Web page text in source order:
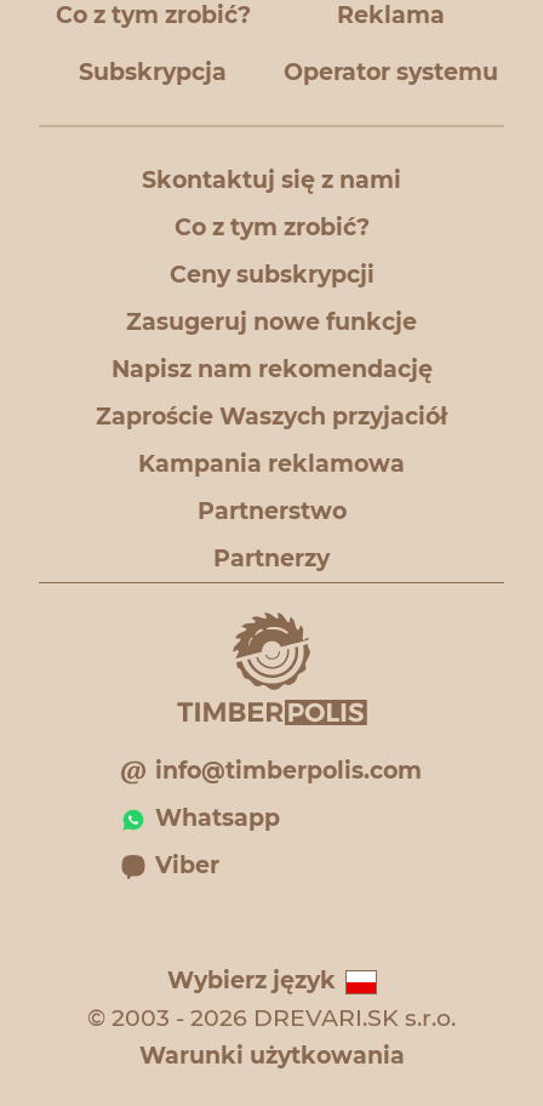
Co z tym zrobić? Reklama
Subskrypcja Operator systemu
Skontaktuj się z nami
Co z tym zrobić?
Ceny subskrypcji
Zasugeruj nowe funkcje
Napisz nam rekomendację
Zaproście Waszych przyjaciół
Kampania reklamowa
Partnerstwo
Partnerzy
info@timberpolis.com
Whatsapp
Viber
Wybierz język
© 2003 - 2026 DREVARI.SK s.r.o.
Warunki użytkowania